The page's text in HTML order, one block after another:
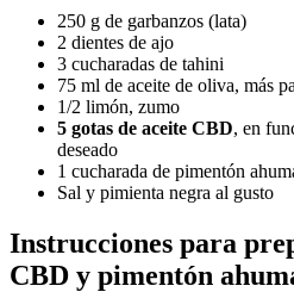
250 g de garbanzos (lata)
2 dientes de ajo
3 cucharadas de tahini
75 ml de aceite de oliva, más
1/2 limón, zumo
5 gotas de aceite CBD, en
deseado
1 cucharada de pimentón
Sal y pimienta negra al gusto
Instrucciones para
CBD y pimentón